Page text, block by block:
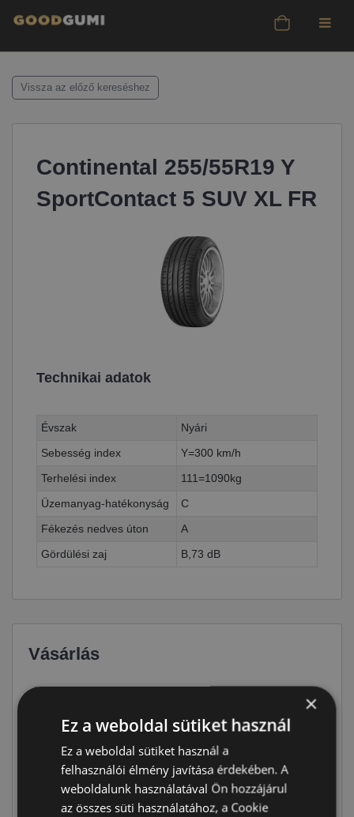
Vissza az előző kereséshez
Continental 255/55R19 Y
SportContact 5 SUV XL FR
Technikai adatok
Évszak
Nyári
Sebesség index
Y=300 km/h
Terhelési index
111=1090kg
Üzemanyag-hatékonyság
C
Fékezés nedves úton
A
Gördülési zaj
B,73 dB
Vásárlás
Ár 64 390 Ft
Raktáron:
257 560 Ft
×
Ez a weboldal sütiket használ
Ez a weboldal sütiket használ a
felhasználói élmény javítása érdekében. A
weboldalunk használatával Ön hozzájárul
az összes süti használatához, a Cookie